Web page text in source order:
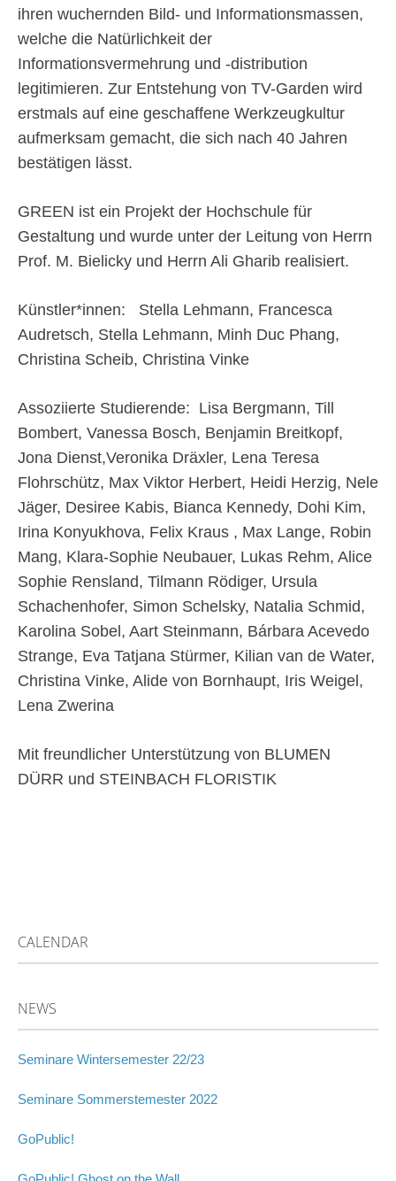
ihren wuchernden Bild- und Informationsmassen,
welche die Natürlichkeit der
Informationsvermehrung und -distribution
legitimieren. Zur Entstehung von TV-Garden wird
erstmals auf eine geschaffene Werkzeugkultur
aufmerksam gemacht, die sich nach 40 Jahren
bestätigen lässt.
GREEN ist ein Projekt der Hochschule für
Gestaltung und wurde unter der Leitung von Herrn
Prof. M. Bielicky und Herrn Ali Gharib realisiert.
Künstler*innen: Stella Lehmann, Francesca
Audretsch, Stella Lehmann, Minh Duc Phang,
Christina Scheib, Christina Vinke
Assoziierte Studierende: Lisa Bergmann, Till
Bombert, Vanessa Bosch, Benjamin Breitkopf,
Jona Dienst,Veronika Dräxler, Lena Teresa
Flohrschütz, Max Viktor Herbert, Heidi Herzig, Nele
Jäger, Desiree Kabis, Bianca Kennedy, Dohi Kim,
Irina Konyukhova, Felix Kraus , Max Lange, Robin
Mang, Klara-Sophie Neubauer, Lukas Rehm, Alice
Sophie Rensland, Tilmann Rödiger, Ursula
Schachenhofer, Simon Schelsky, Natalia Schmid,
Karolina Sobel, Aart Steinmann, Bárbara Acevedo
Strange, Eva Tatjana Stürmer, Kilian van de Water,
Christina Vinke, Alide von Bornhaupt, Iris Weigel,
Lena Zwerina
Mit freundlicher Unterstützung von BLUMEN
DÜRR und STEINBACH FLORISTIK
CALENDAR
NEWS
Seminare Wintersemester 22/23
Seminare Sommerstemester 2022
GoPublic!